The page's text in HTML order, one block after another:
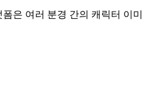
은 여러 분경 간의 캐릭터 이미